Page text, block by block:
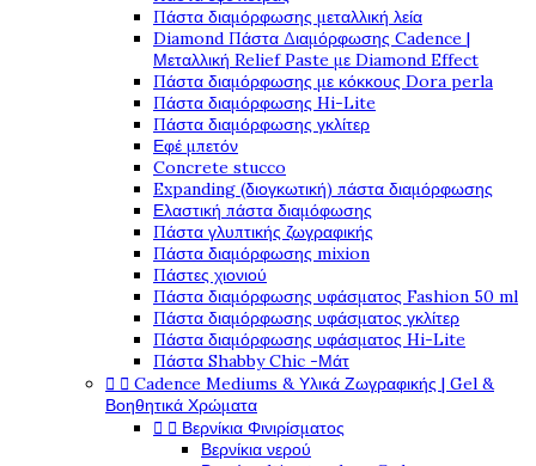
Πάστα διαμόρφωσης μεταλλική λεία
Diamond Πάστα Διαμόρφωσης Cadence |
Μεταλλική Relief Paste με Diamond Effect
Πάστα διαμόρφωσης με κόκκους Dora perla
Πάστα διαμόρφωσης Hi-Lite
Πάστα διαμόρφωσης γκλίτερ
Εφέ μπετόν
Concrete stucco
Expanding (διογκωτική) πάστα διαμόρφωσης
Ελαστική πάστα διαμόφωσης
Πάστα γλυπτικής ζωγραφικής
Πάστα διαμόρφωσης mixion
Πάστες χιονιού
Πάστα διαμόρφωσης υφάσματος Fashion 50 ml
Πάστα διαμόρφωσης υφάσματος γκλίτερ
Πάστα διαμόρφωσης υφάσματος Hi-Lite
Πάστα Shabby Chic -Μάτ
  Cadence Mediums & Υλικά Ζωγραφικής | Gel &
Βοηθητικά Χρώματα
  Βερνίκια Φινιρίσματος
Βερνίκια νερού